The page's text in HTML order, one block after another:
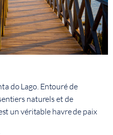
do Lago. Entouré de
naturels et de
un véritable havre de paix